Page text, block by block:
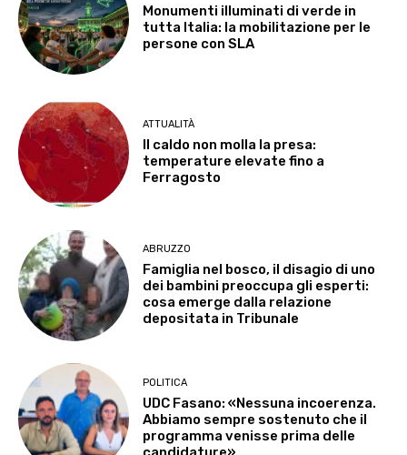
Monumenti illuminati di verde in
tutta Italia: la mobilitazione per le
persone con SLA
ATTUALITÀ
Il caldo non molla la presa:
temperature elevate fino a
Ferragosto
ABRUZZO
Famiglia nel bosco, il disagio di uno
dei bambini preoccupa gli esperti:
cosa emerge dalla relazione
depositata in Tribunale
POLITICA
UDC Fasano: «Nessuna incoerenza.
Abbiamo sempre sostenuto che il
programma venisse prima delle